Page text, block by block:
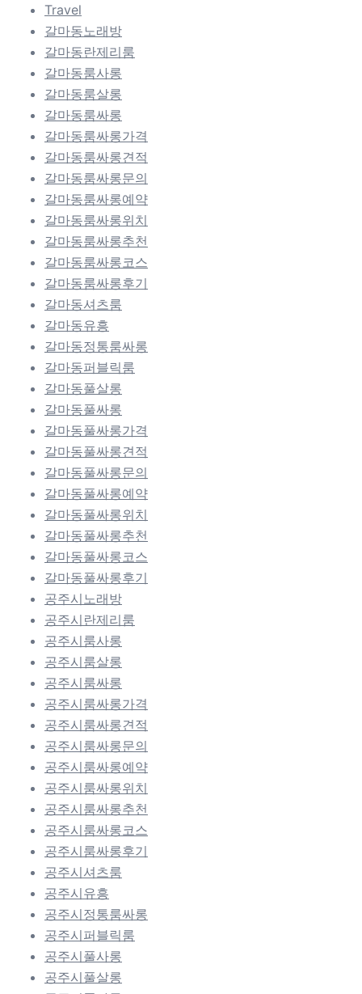
Travel
갈마동노래방
갈마동란제리룸
갈마동룸사롱
갈마동룸살롱
갈마동룸싸롱
갈마동룸싸롱가격
갈마동룸싸롱견적
갈마동룸싸롱문의
갈마동룸싸롱예약
갈마동룸싸롱위치
갈마동룸싸롱추천
갈마동룸싸롱코스
갈마동룸싸롱후기
갈마동셔츠룸
갈마동유흥
갈마동정통룸싸롱
갈마동퍼블릭룸
갈마동풀살롱
갈마동풀싸롱
갈마동풀싸롱가격
갈마동풀싸롱견적
갈마동풀싸롱문의
갈마동풀싸롱예약
갈마동풀싸롱위치
갈마동풀싸롱추천
갈마동풀싸롱코스
갈마동풀싸롱후기
공주시노래방
공주시란제리룸
공주시룸사롱
공주시룸살롱
공주시룸싸롱
공주시룸싸롱가격
공주시룸싸롱견적
공주시룸싸롱문의
공주시룸싸롱예약
공주시룸싸롱위치
공주시룸싸롱추천
공주시룸싸롱코스
공주시룸싸롱후기
공주시셔츠룸
공주시유흥
공주시정통룸싸롱
공주시퍼블릭룸
공주시풀사롱
공주시풀살롱